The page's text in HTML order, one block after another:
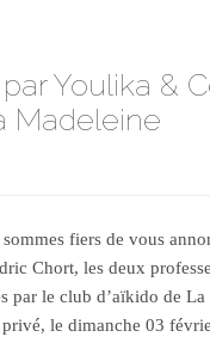
Youlika &
Madeleine
sommes fiers de vous
Chort, les deux
par le club d’aïkido de
privé, le dimanche 03